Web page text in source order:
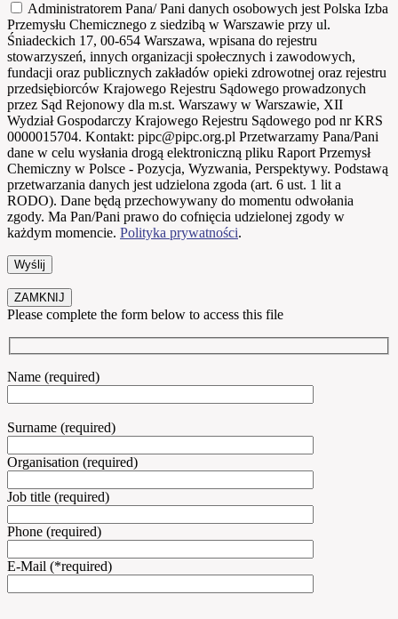
Administratorem Pana/ Pani danych osobowych jest Polska Izba
Przemysłu Chemicznego z siedzibą w Warszawie przy ul.
Śniadeckich 17, 00-654 Warszawa, wpisana do rejestru
stowarzyszeń, innych organizacji społecznych i zawodowych,
fundacji oraz publicznych zakładów opieki zdrowotnej oraz rejestru
przedsiębiorców Krajowego Rejestru Sądowego prowadzonych
przez Sąd Rejonowy dla m.st. Warszawy w Warszawie, XII
Wydział Gospodarczy Krajowego Rejestru Sądowego pod nr KRS
0000015704. Kontakt: pipc@pipc.org.pl Przetwarzamy Pana/Pani
dane w celu wysłania drogą elektroniczną pliku Raport Przemysł
Chemiczny w Polsce - Pozycja, Wyzwania, Perspektywy. Podstawą
przetwarzania danych jest udzielona zgoda (art. 6 ust. 1 lit a
RODO). Dane będą przechowywany do momentu odwołania
zgody. Ma Pan/Pani prawo do cofnięcia udzielonej zgody w
każdym momencie. Polityka prywatności.
ZAMKNIJ
Please complete the form below to access this file
Name (required)
Surname (required)
Organisation (required)
Job title (required)
Phone (required)
E-Mail (*required)